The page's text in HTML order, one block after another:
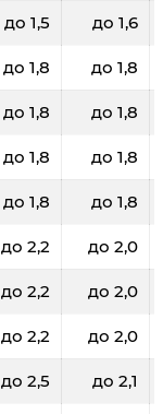
до 1,5 до 1,6
до 1,8 до 1,8
до 1,8 до 1,8
до 1,8 до 1,8
до 1,8 до 1,8
до 2,2 до 2,0
до 2,2 до 2,0
до 2,2 до 2,0
до 2,5 до 2,1